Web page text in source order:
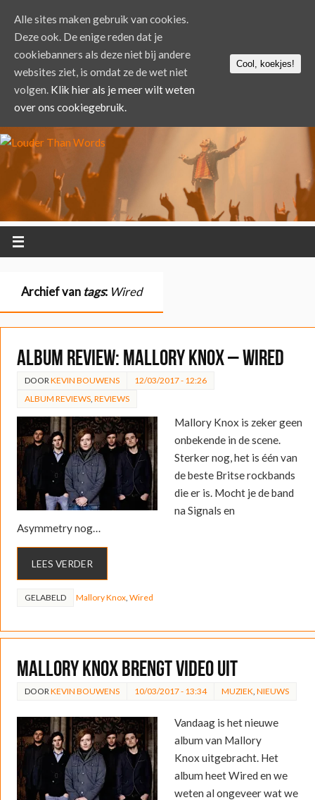
Archief van tags: Wired
ALBUM REVIEW: Mallory Knox – Wired
DOOR KEVIN BOUWENS
12/03/2017 - 12:26
ALBUM REVIEWS, REVIEWS
Mallory Knox is zeker geen
onbekende in de scene.
Sterker nog, het is één van
de beste Britse rockbands
die er is. Mocht je de band
na Signals en
Asymmetry nog…
LEES VERDER
GELABELD Mallory Knox, Wired
Mallory Knox brengt video uit
DOOR KEVIN BOUWENS 10/03/2017 - 13:34 MUZIEK NIEUWS
Vandaag is het nieuwe
album van Mallory
Knox uitgebracht. Het
album heet Wired en we
weten al ongeveer wat we
Alle sites maken gebruik van cookies.
Deze ook. De enige reden dat je
cookiebanners als deze niet bij andere
websites ziet, is omdat ze de wet niet
volgen. Klik hier als je meer wilt weten
over ons cookiegebruik.
Cool, koekjes!